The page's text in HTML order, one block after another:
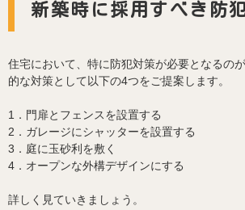
新築時に採用すべき防
住宅において、特に防犯対策が必要となるの
的な対策として以下の4つをご提案します。
1．門扉とフェンスを設置する
2．ガレージにシャッターを設置する
3．庭に玉砂利を敷く
4．オープンな外構デザインにする
詳しく見ていきましょう。